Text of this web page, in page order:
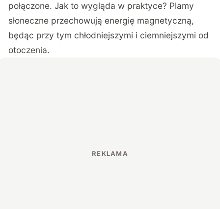
połączone. Jak to wygląda w praktyce? Plamy
słoneczne przechowują energię magnetyczną,
będąc przy tym chłodniejszymi i ciemniejszymi od
otoczenia.